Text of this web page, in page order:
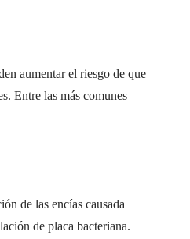
aumentar el riesgo de que
Entre las más comunes
de las encías causada
de placa bacteriana.